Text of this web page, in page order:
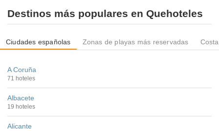
Destinos más populares en Quehoteles
Ciudades españolas Zonas de playas más reservadas
A Coruña
71 hoteles
Albacete
19 hoteles
Alicante